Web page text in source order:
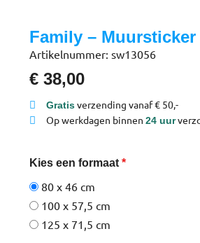
Family – Muursticker
Artikelnummer: sw13056
€ 38,00
Gratisverzending vanaf € 50,-
Op werkdagen binnen 24 uur
Kies een formaat *
80 x 46 cm
100 x 57,5 cm
125 x 71,5 cm